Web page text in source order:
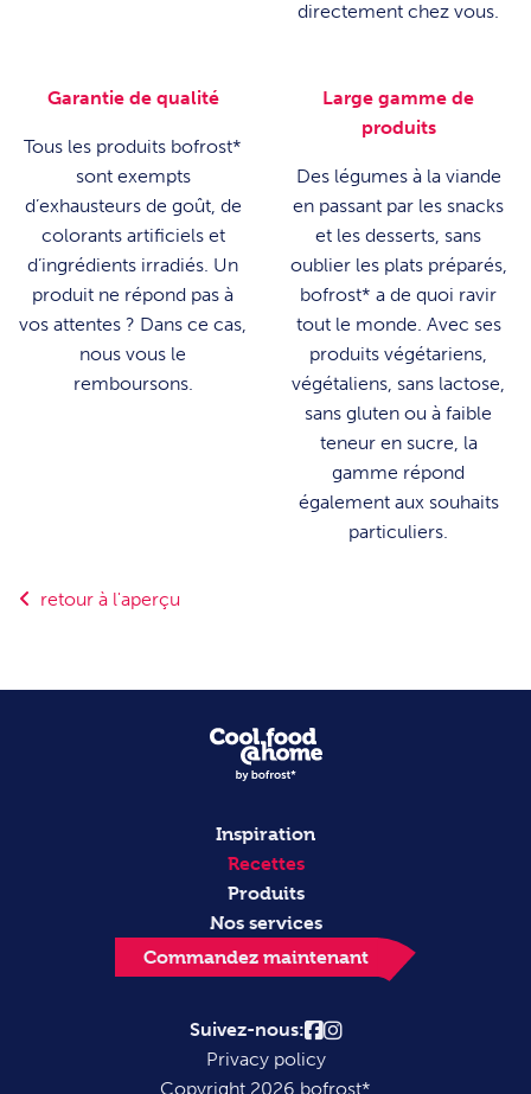
directement chez vous.
Garantie de qualité
Tous les produits bofrost*
sont exempts
d’exhausteurs de goût, de
colorants artificiels et
d’ingrédients irradiés. Un
produit ne répond pas à
vos attentes ? Dans ce cas,
nous vous le
remboursons.
Large gamme de
produits
Des légumes à la viande
en passant par les snacks
et les desserts, sans
oublier les plats préparés,
bofrost* a de quoi ravir
tout le monde. Avec ses
produits végétariens,
végétaliens, sans lactose,
sans gluten ou à faible
teneur en sucre, la
gamme répond
également aux souhaits
particuliers.
retour à l'aperçu
Inspiration
Recettes
Produits
Nos services
Commandez maintenant
Suivez-nous:
Privacy policy
Copyright 2026 bofrost*